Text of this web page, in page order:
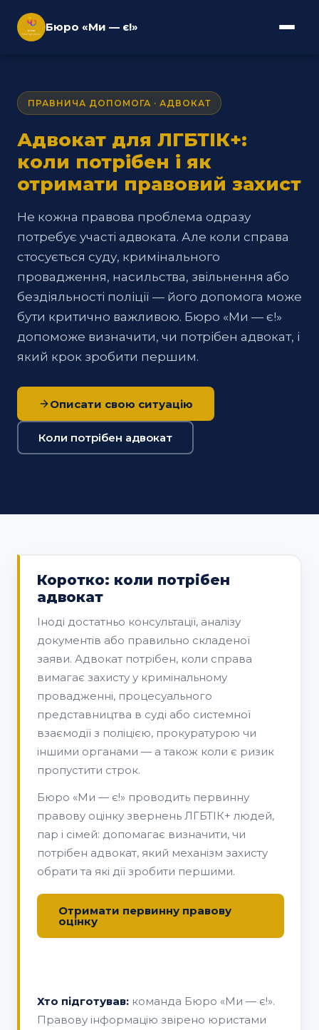
Бюро «Ми — є!»
ПРАВНИЧА ДОПОМОГА · АДВОКАТ
Адвокат для ЛГБТІК+:
коли потрібен і як
отримати правовий захист
Не кожна правова проблема одразу
потребує участі адвоката. Але коли справа
стосується суду, кримінального
провадження, насильства, звільнення або
бездіяльності поліції — його допомога може
бути критично важливою. Бюро «Ми — є!»
допоможе визначити, чи потрібен адвокат, і
який крок зробити першим.
Описати свою ситуацію
Коли потрібен адвокат
Коротко: коли потрібен
адвокат
Іноді достатньо консультації, аналізу
документів або правильно складеної
заяви. Адвокат потрібен, коли справа
вимагає захисту у кримінальному
провадженні, процесуального
представництва в суді або системної
взаємодії з поліцією, прокуратурою чи
іншими органами — а також коли є ризик
пропустити строк.
Бюро «Ми — є!» проводить первинну
правову оцінку звернень ЛГБТІК+ людей,
пар і сімей: допомагає визначити, чи
потрібен адвокат, який механізм захисту
обрати та які дії зробити першими.
Отримати первинну правову
оцінку
Хто підготував: команда Бюро «Ми — є!».
Правову інформацію звірено юристами